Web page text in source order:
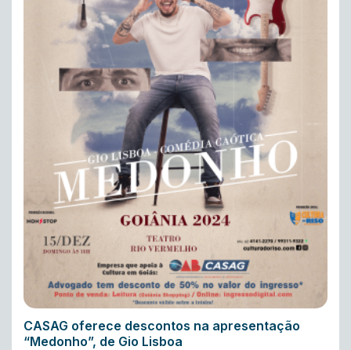
CASAG oferece descontos na apresentação
“Medonho”, de Gio Lisboa